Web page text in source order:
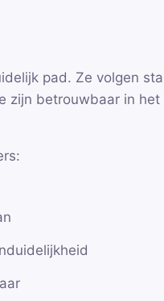
pad. Ze volgen
zijn betrouwbaar in